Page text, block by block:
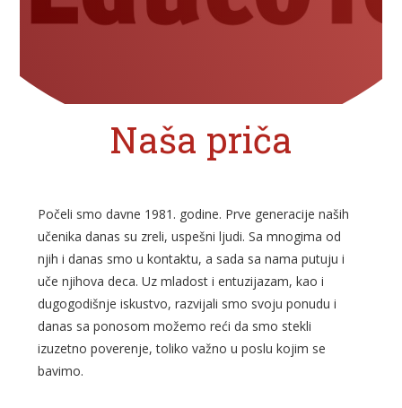
Naša priča
Počeli smo davne 1981. godine. Prve generacije naših
učenika danas su zreli, uspešni ljudi. Sa mnogima od
njih i danas smo u kontaktu, a sada sa nama putuju i
uče njihova deca. Uz mladost i entuzijazam, kao i
dugogodišnje iskustvo, razvijali smo svoju ponudu i
danas sa ponosom možemo reći da smo stekli
izuzetno poverenje, toliko važno u poslu kojim se
bavimo.